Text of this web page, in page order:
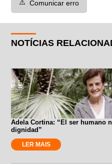
⚠️ Comunicar erro
NOTÍCIAS
Adela Cortina: “El ser humano
dignidad”
LER MAIS